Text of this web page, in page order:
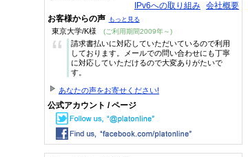
IPv6への取り組み 会社概要
お客様からの声 もっと見る
東京大学/K様 (ご利用期間2009年～)
“
請求書払いに対応していただいているので利用
しております。メールでの問い合わせにも丁寧
に対応していただけるので大変ありがたいで
す。
あなたの声をお寄せください!
公式アカウント / ページ